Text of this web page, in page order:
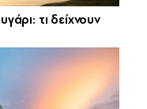
τι δείχνουν